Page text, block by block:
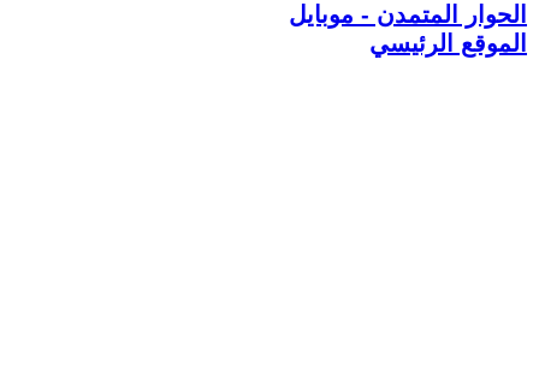
الحوار المتمدن - موبايل
الموقع الرئيسي